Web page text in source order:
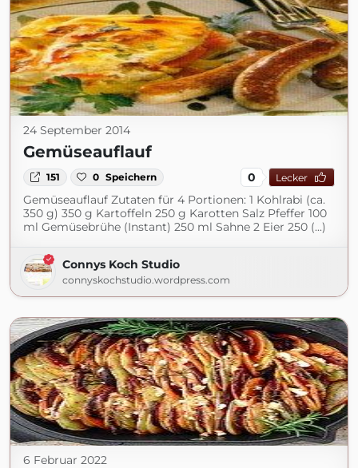
24 September 2014
Gemüseauflauf
151 0 Speichern 0 Lecker
Gemüseauflauf Zutaten für 4 Portionen: 1 Kohlrabi (ca.
350 g) 350 g Kartoffeln 250 g Karotten Salz Pfeffer 100
ml Gemüsebrühe (Instant) 250 ml Sahne 2 Eier 250 (...)
Connys Koch Studio
connyskochstudio.wordpress.com
6 Februar 2022